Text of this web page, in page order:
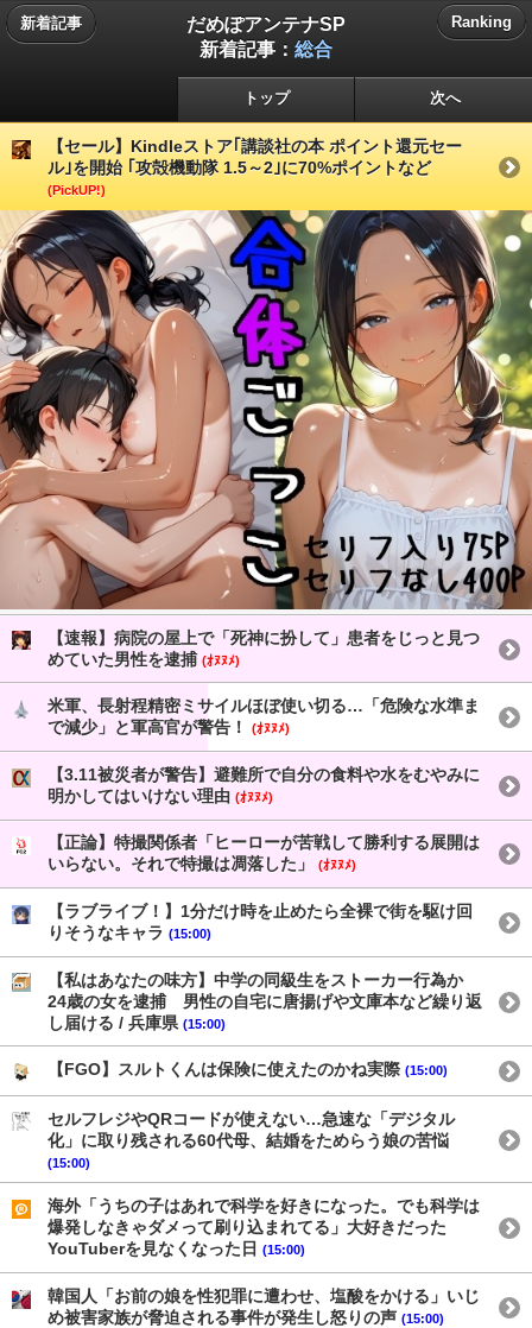
新着記事
だめぽアンテナSP
新着記事： 総合
Ranking
トップ 次へ
【セール】Kindleストア｢講談社の本 ポイント還元セー
ル｣を開始 ｢攻殻機動隊 1.5～2｣に70%ポイントなど
(PickUP!)
【速報】病院の屋上で「死神に扮して」患者をじっと見つ
めていた男性を逮捕 (ｵﾇﾇﾒ)
米軍、長射程精密ミサイルほぼ使い切る…「危険な水準ま
で減少」と軍高官が警告！
(ｵﾇﾇﾒ)
【3.11被災者が警告】避難所で自分の食料や水をむやみに
明かしてはいけない理由 (ｵﾇﾇﾒ)
【正論】特撮関係者「ヒーローが苦戦して勝利する展開は
いらない。それで特撮は凋落した」
(ｵﾇﾇﾒ)
【ラブライブ！】1分だけ時を止めたら全裸で街を駆け回
りそうなキャラ (15:00)
【私はあなたの味方】中学の同級生をストーカー行為か
24歳の女を逮捕 男性の自宅に唐揚げや文庫本など繰り返
し届ける / 兵庫県 (15:00)
【FGO】スルトくんは保険に使えたのかね実際 (15:00)
セルフレジやQRコードが使えない…急速な「デジタル
化」に取り残される60代母、結婚をためらう娘の苦悩
(15:00)
海外「うちの子はあれで科学を好きになった。でも科学は
爆発しなきゃダメって刷り込まれてる」大好きだった
YouTuberを見なくなった日 (15:00)
韓国人「お前の娘を性犯罪に遭わせ、塩酸をかける」いじ
め被害家族が脅迫される事件が発生し怒りの声 (15:00)